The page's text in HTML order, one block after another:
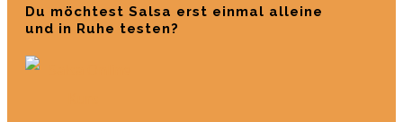
Du möchtest Salsa erst einmal alleine
und in Ruhe testen?